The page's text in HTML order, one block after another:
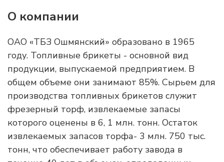
О компании
ОАО «ТБЗ Ошмянский» образовано в 1965
году. Топливные брикеты - основной вид
продукции, выпускаемой предприятием. В
общем объеме они занимают 85%. Сырьем для
производства топливных брикетов служит
фрезерный торф, извлекаемые запасы
которого оценены в 6, 1 млн. тонн. Остаток
извлекаемых запасов торфа- 3 млн. 750 тыс.
тонн, что обеспечивает работу завода в